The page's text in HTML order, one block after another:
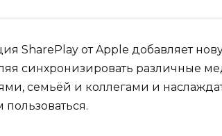
SharePlay от Apple добавляет
синхронизировать различные
семьёй и коллегами и
пользоваться.